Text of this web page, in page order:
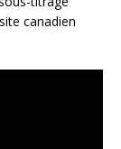
canadien